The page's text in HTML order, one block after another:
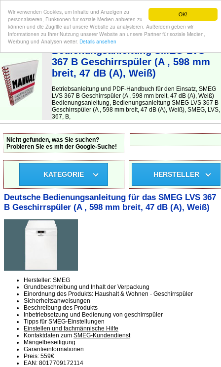
OK!
Wir verwenden Cookies, um Inhalte und Anzeigen zu
personalisieren, Funktionen für soziale Medien anbieten zu
können und die Zugriffe auf unsere Website zu analysieren. Außerdem geben wir
Informationen zu Ihrer Nutzung unserer Website an unsere Partner für soziale Medien,
Werbung und Analysen weiter. Details ansehen
BEDIENUNGSANLEITUNG| Hier finden Sie die deutsche Anleitung!
Bedienungsanleitung SMEG LVS
367 B Geschirrspüler (A , 598 mm
breit, 47 dB (A), Weiß)
Betriebsanleitung und PDF-Handbuch für den Einsatz, SMEG
LVS 367 B Geschirrspüler (A , 598 mm breit, 47 dB (A), Weiß)
Bedienungsanleitung, Bedienungsanleitung SMEG LVS 367 B
Geschirrspüler (A , 598 mm breit, 47 dB (A), Weiß), SMEG, LVS,
367, B,
Nicht gefunden, was Sie suchen?
Probieren Sie es mit der Google-Suche!
KATEGORIE HERSTELLER
Deutsche Bedienungsanleitung für das SMEG LVS 367
B Geschirrspüler (A , 598 mm breit, 47 dB (A), Weiß)
Hersteller: SMEG
Grundbeschreibung und Inhalt der Verpackung
Einordnung des Produkts: Haushalt & Wohnen - Geschirrspüler
Sicherheitsanweisungen
Beschreibung des Produkts
Inbetriebsetzung und Bedienung von geschirrspüler
Tipps für SMEG-Einstellungen
Einstellen und fachmännische Hilfe
Kontaktdaten zum SMEG-Kundendienst
Mängelbeseitigung
Garantieinformationen
Preis: 559€
EAN: 8017709172114